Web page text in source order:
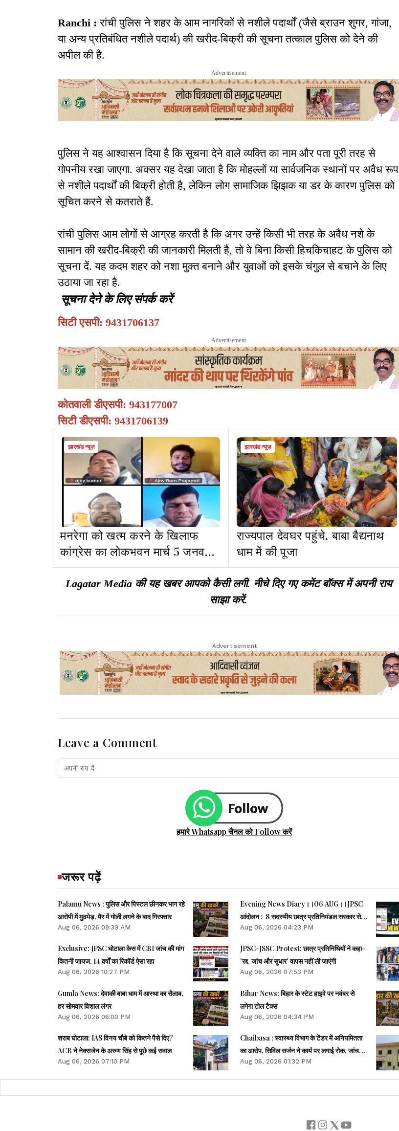
Ranchi : रांची पुलिस ने शहर के आम नागरिकों से नशीले पदार्थों (जैसे ब्राउन शुगर, गांजा,
या अन्य प्रतिबंधित नशीले पदार्थ) की खरीद-बिक्री की सूचना तत्काल पुलिस को देने की
अपील की है.
Advertisement
पुलिस ने यह आश्वासन दिया है कि सूचना देने वाले व्यक्ति का नाम और पता पूरी तरह से
गोपनीय रखा जाएगा. अक्सर यह देखा जाता है कि मोहल्लों या सार्वजनिक स्थानों पर अवैध रूप
से नशीले पदार्थों की बिक्री होती है, लेकिन लोग सामाजिक झिझक या डर के कारण पुलिस को
सूचित करने से कतराते हैं.
रांची पुलिस आम लोगों से आग्रह करती है कि अगर उन्हें किसी भी तरह के अवैध नशे के
सामान की खरीद-बिक्री की जानकारी मिलती है, तो वे बिना किसी हिचकिचाहट के पुलिस को
सूचना दें. यह कदम शहर को नशा मुक्त बनाने और युवाओं को इसके चंगुल से बचाने के लिए
उठाया जा रहा है.
सूचना देने के लिए संपर्क करें
सिटी एसपी: 9431706137
Advertisement
कोतवाली डीएसपी: 943177007
सिटी डीएसपी: 9431706139
झारखंड न्यूज़
मनरेगा को खत्म करने के खिलाफ
कांग्रेस का लोकभवन मार्च 5 जनवरी
को
झारखंड न्यूज़
राज्यपाल देवघर पहुंचे, बाबा बैद्यनाथ
धाम में की पूजा
Lagatar Media की यह खबर आपको कैसी लगी. नीचे दिए गए कमेंट बॉक्स में अपनी राय
साझा करें.
Advertisement
Leave a Comment
हमारे Whatsapp चैनल को Follow करें
जरूर पढ़ें
Palamu News : पुलिस और पिस्टल छीनकर भाग रहे
आरोपी में मुठभेड़, पैर में गोली लगने के बाद गिरफ्तार
Aug 06, 2026 09:39 AM
Exclusive: JPSC घोटाला केस में CBI जांच की मांग
कितनी जायज, 14 वर्षों का रिकॉर्ड ऐसा रहा
Aug 06, 2026 10:27 PM
Gumla News: देवाकी बाबा धाम में आस्था का सैलाब,
हर सोमवार विशाल लंगर
Aug 06, 2026 06:00 PM
शराब घोटाला: IAS विनय चौबे को कितने पैसे दिए?
ACB ने नेक्सजेन के अरुण सिंह से पूछे कई सवाल
Aug 06, 2026 07:10 PM
Evening News Diary।।06 AUG।।JPSC
आंदोलन : 8 सदस्यीय छात्र प्रतिनिमंडल सरकार से
करेगा वार्ता।।JPSC का मामला पेपर लीक का नहीं, बैक
AEDO पेपर लीक : BARC का कर्मी रौशन अरेस्ट।।
समेत कई खबरें व वीडियो।।
Aug 06, 2026 04:23 PM
JPSC-JSSC Protest: छात्र प्रतिनिधियों ने कहा-
'रद्द, जांच और सुधार' वापस नहीं ली जाएंगी
Aug 06, 2026 07:53 PM
Bihar News: बिहार के स्टेट हाइवे पर नवंबर से
लगेगा टोल टैक्स
Aug 06, 2026 04:34 PM
Chaibasa : स्वास्थ्य विभाग के टेंडर में अनियमितता
का आरोप, सिविल सर्जन ने कार्य पर लगाई रोक, जांच
शुरू
Aug 06, 2026 01:32 PM